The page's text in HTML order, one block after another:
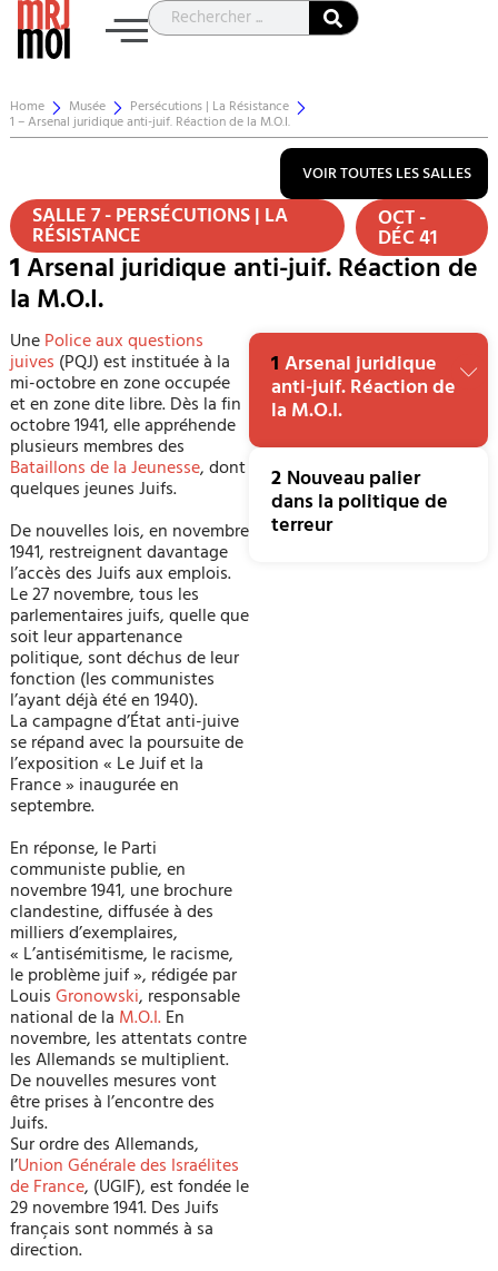
Home Musée Persécutions | La Résistance
1 – Arsenal juridique anti-juif. Réaction de la M.O.I.
VOIR TOUTES LES SALLES
SALLE 7 - PERSÉCUTIONS | LA
RÉSISTANCE OCT -
DÉC 41
1Arsenal juridique anti-juif. Réaction de
la M.O.I.
UnePolice aux questions
juives (PQJ) est instituée à la
mi-octobre en zone occupée
et en zone dite libre. Dès la fin
octobre 1941, elle appréhende
plusieurs membres des
Bataillons de la Jeunesse, dont
quelques jeunes Juifs.
De nouvelles lois, en novembre
1941, restreignent davantage
l’accès des Juifs aux emplois.
Le 27 novembre, tous les
parlementaires juifs, quelle que
soit leur appartenance
politique, sont déchus de leur
fonction (les communistes
l’ayant déjà été en 1940).
La campagne d’État anti-juive
se répand avec la poursuite de
l’exposition « Le Juif et la
France » inaugurée en
septembre.
En réponse, le Parti
communiste publie, en
novembre 1941, une brochure
clandestine, diffusée à des
milliers d’exemplaires,
« L’antisémitisme, le racisme,
le problème juif », rédigée par
LouisGronowski, responsable
national de la M.O.I.En
novembre, les attentats contre
les Allemands se multiplient.
De nouvelles mesures vont
être prises à l’encontre des
Juifs.
Sur ordre des Allemands,
l’Union Générale des Israélites
de France, (UGIF), est fondée le
29 novembre 1941. Des Juifs
français sont nommés à sa
direction.
1Arsenal juridique
anti-juif. Réaction de
la M.O.I.
2Nouveau palier
dans la politique de
terreur